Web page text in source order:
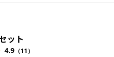
ット
4.9 （11）